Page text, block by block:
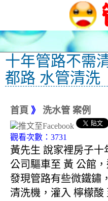
十年管路不需
都路 水管清洗
首頁 》 洗水管 案例
觀看次數：3731
黃先生 說家裡房子
公司驅車至 黃 公館
發現管路有些微鐵鏽
清洗機，灌入 檸檬酸